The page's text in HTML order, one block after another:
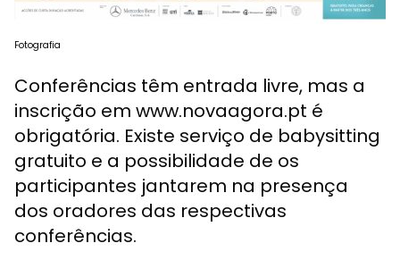
Fotografia
Conferências têm entrada livre, mas a
inscrição em www.novaagora.pt é
obrigatória. Existe serviço de babysitting
gratuito e a possibilidade de os
participantes jantarem na presença
dos oradores das respectivas
conferências.